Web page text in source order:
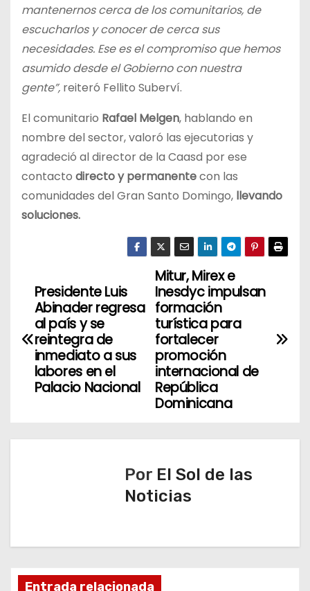
mantenernos cerca de los comunitarios, de
escucharlos y conocer de cerca sus
necesidades. Ese es el compromiso que hemos
asumido desde el Gobierno con nuestra
gente”, reiteró Fellito Suberví.
El comunitario Rafael Melgen, hablando en
nombre del sector, valoró las ejecutorias y
agradeció al director de la Caasd por ese
contacto directo y permanentecon las
comunidades del Gran Santo Domingo, llevando
soluciones.
N
v
n
d
Mitur, Mirex e
Inesdyc impulsan
formación
turística para
fortalecer
promoción
internacional de
República
Dominicana
Presidente Luis
Abinader regresa
al país y se
reintegra de
inmediato a sus
labores en el
Palacio Nacional
Por El Sol de las
Noticias
Entrada relacionada